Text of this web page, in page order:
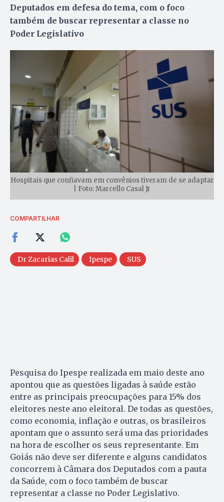
Deputados em defesa do tema, com o foco
também de buscar representar a classe no
Poder Legislativo
Hospitais que confiavam em convênios tiveram de se adaptar
| Foto: Marcello Casal Jr
COMPARTILHAR
Dr Zacarias Calil Ipespe SUS
Pesquisa do Ipespe realizada em maio deste ano
apontou que as questões ligadas à saúde estão
entre as principais preocupações para 15% dos
eleitores neste ano eleitoral. De todas as questões,
como economia, inflação e outras, os brasileiros
apontam que o assunto será uma das prioridades
na hora de escolher os seus representante. Em
Goiás não deve ser diferente e alguns candidatos
concorrem à Câmara dos Deputados com a pauta
da Saúde, com o foco também de buscar
representar a classe no Poder Legislativo.